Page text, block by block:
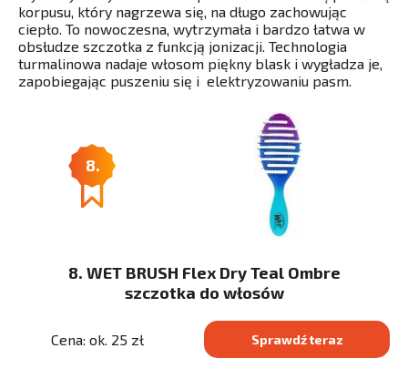
korpusu, który nagrzewa się, na długo zachowując
ciepło. To nowoczesna, wytrzymała i bardzo łatwa w
obsłudze szczotka z funkcją jonizacji. Technologia
turmalinowa nadaje włosom piękny blask i wygładza je,
zapobiegając puszeniu się i elektryzowaniu pasm.
8.
8. WET BRUSH Flex Dry Teal Ombre
szczotka do włosów
Cena: ok. 25 zł Sprawdź teraz